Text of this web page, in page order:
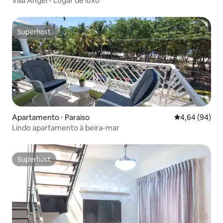
Superhost
Superhost
Apartamento ⋅ Paraiso 4,64 de uma
4,64 (94)
Lindo apartamento à beira-mar
Superhost
Superhost